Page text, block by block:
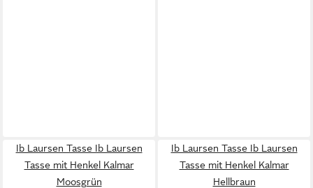
Ib Laursen Tasse Ib Laursen
Tasse mit Henkel Kalmar
Moosgrün
Ib Laursen Tasse Ib Laursen
Tasse mit Henkel Kalmar
Hellbraun